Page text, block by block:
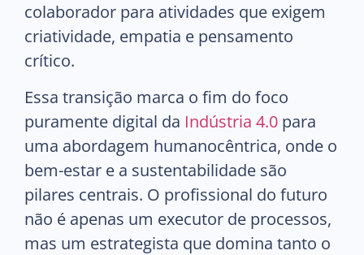
colaborador para atividades que exigem
criatividade, empatia e pensamento
crítico.
Essa transição marca o fim do foco
puramente digital da Indústria 4.0 para
uma abordagem humanocêntrica, onde o
bem-estar e a sustentabilidade são
pilares centrais. O profissional do futuro
não é apenas um executor de processos,
mas um estrategista que domina tanto o